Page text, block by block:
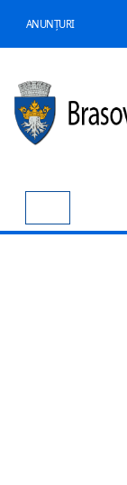
ANUNȚURI